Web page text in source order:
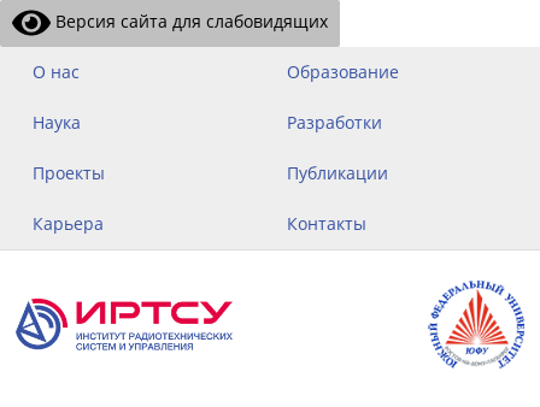
Версия сайта для слабовидящих
О нас Образование
Наука Разработки
Проекты Публикации
Карьера Контакты